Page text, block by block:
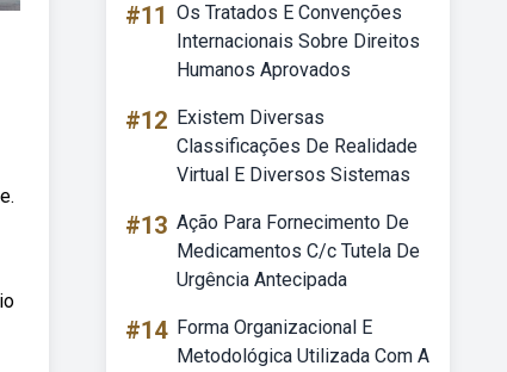
#11 Os Tratados E Convenções
Internacionais Sobre Direitos
Humanos Aprovados
#12 Existem Diversas
Classificações De Realidade
Virtual E Diversos Sistemas
#13 Ação Para Fornecimento De
Medicamentos C/c Tutela De
Urgência Antecipada
#14 Forma Organizacional E
Metodológica Utilizada Com A